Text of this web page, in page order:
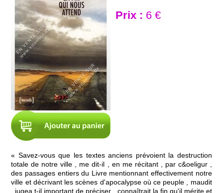
Prix : 6 €
« Savez-vous que les textes anciens prévoient la destruction
totale de notre ville , me dit-il , en me récitant , par c&oeligur ,
des passages entiers du Livre mentionnant effectivement notre
ville et décrivant les scènes d'apocalypse où ce peuple , maudit
, jugea t-il important de préciser , connaîtrait la fin qu'il mérite et